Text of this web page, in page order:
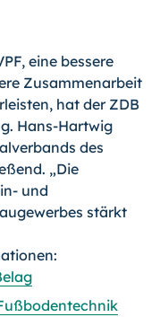
eine bessere
Zusammenarbeit
hat der ZDB
Hans-Hartwig
des
„Die
und
stärkt